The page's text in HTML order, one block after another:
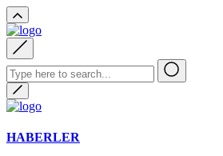
HABERLER